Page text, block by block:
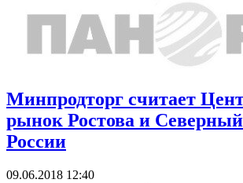
Минпродторг считает
рынок Ростова и
России
09.06.2018 12:40